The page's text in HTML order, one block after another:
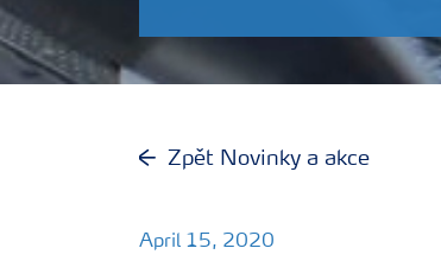
Zpět Novinky a akce
April 15, 2020